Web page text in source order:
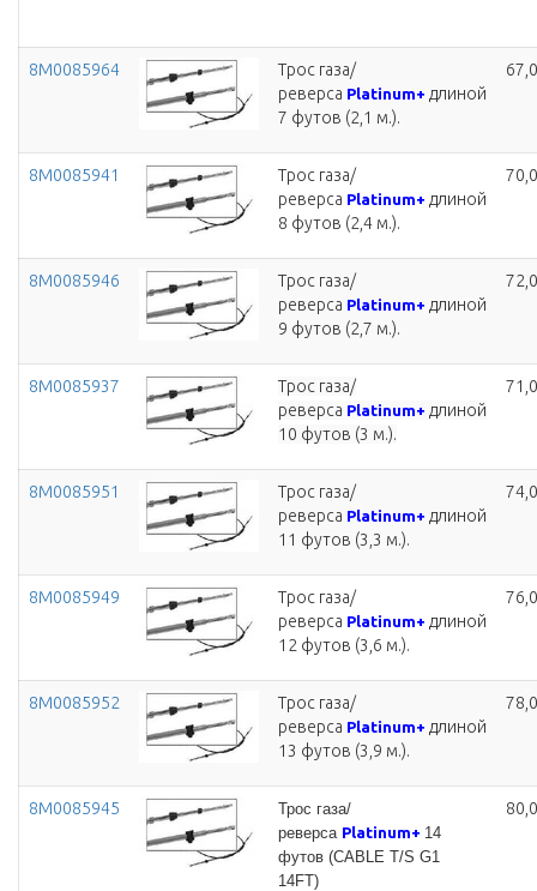
8M0085964
Трос газа/
реверса Platinum+ длиной
7 футов (2,1 м.).
8M0085941
Трос газа/
реверса Platinum+ длиной
8 футов (2,4 м.).
8M0085946
Трос газа/
реверса Platinum+ длиной
9 футов (2,7 м.).
8M0085937
Трос газа/
реверса Platinum+ длиной
10 футов (3 м.).
8M0085951
Трос газа/
реверса Platinum+ длиной
11 футов (3,3 м.).
8M0085949
Трос газа/
реверса Platinum+ длиной
12 футов (3,6 м.).
8M0085952
Трос газа/
реверса Platinum+ длиной
13 футов (3,9 м.).
8M0085945
Трос газа/
реверса Platinum+ 14
футов (CABLE T/S G1
14FT)